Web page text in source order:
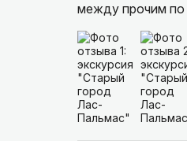
между прочим по